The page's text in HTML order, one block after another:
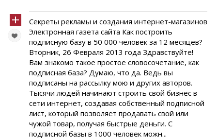
Секреты рекламы и создания интернет-магазинов
Электронная газета сайта Как построить
подписную базу в 50 000 человек за 12 месяцев?
Вторник, 26 Февраля 2013 года Здравствуйте!
Вам знакомо такое простое словосочетание, как
подписная база? Думаю, что да. Ведь вы
подписаны на рассылку мою и других авторов.
Тысячи людей начинают строить свой бизнес в
сети интернет, создавая собственный подписной
лист, который позволяет продавать свой или
чужой товар, получая быстрые деньги. С
подписной базы в 1000 человек можн...